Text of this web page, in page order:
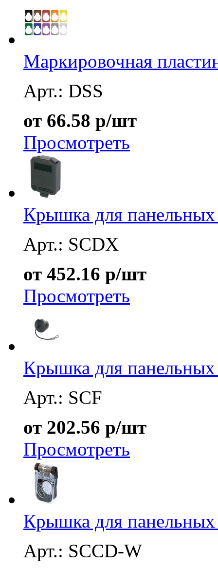
Маркировочная
Арт.: DSS
от 66.58 р/шт
Просмотреть
Крышка для
Арт.: SCDX
от 452.16 р/шт
Просмотреть
Крышка для
Арт.: SCF
от 202.56 р/шт
Просмотреть
Крышка для
Арт.: SCCD-W